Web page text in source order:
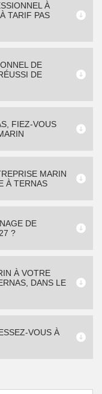
À
TARIF PAS
DE
DE
FIEZ-VOUS
MARIN
À TERNAS
DE
?
À VOTRE
DANS LE
VOUS À